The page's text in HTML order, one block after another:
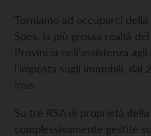
Torniamo ad occuparci
Spes, la più grossa realtà
Provincia nell’assistenza
l’imposta sugli immobili, dal
Imis.
Su tre RSA di proprietà
complessivamente gestite